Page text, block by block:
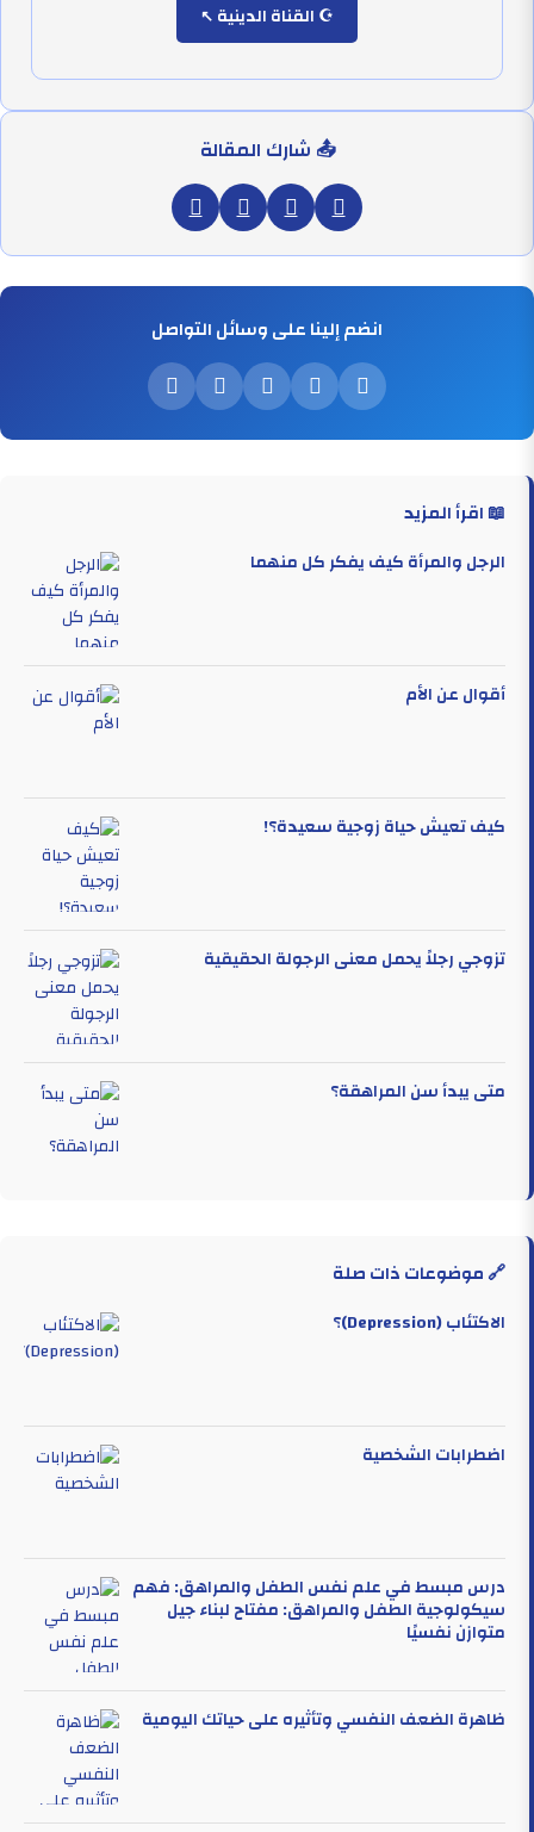
☪️ القناة الدينية
📤 شارك المقالة
انضم إلينا على وسائل التواصل
📖 اقرأ المزيد
الرجل والمرأة كيف يفكر كل منهما
أقوال عن الأم
كيف تعيش حياة زوجية سعيدة؟!
تزوجي رجلاً يحمل معنى الرجولة الحقيقية
متى يبدأ سن المراهقة؟
🔗 موضوعات ذات صلة
الاكتئاب (Depression)؟
اضطرابات الشخصية
درس مبسط في علم نفس الطفل والمراهق: فهم
سيكولوجية الطفل والمراهق: مفتاح لبناء جيل
متوازن نفسيًا
ظاهرة الضعف النفسي وتأثيره على حياتك اليومية